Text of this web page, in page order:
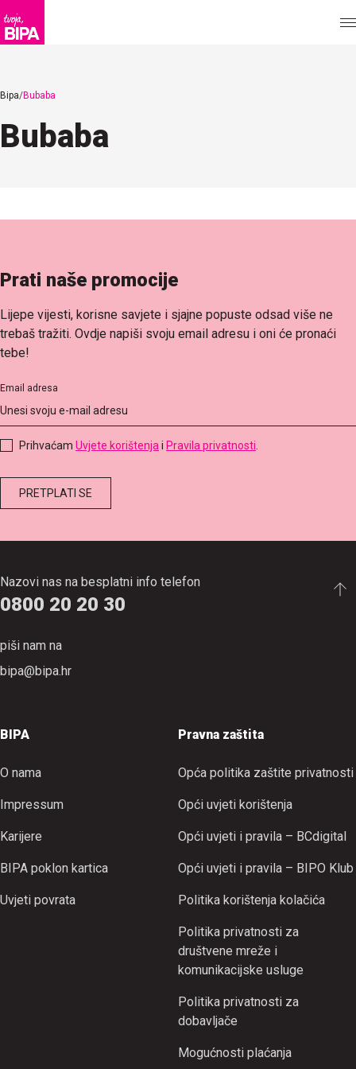
Bipa Bubaba
Bubaba
Nazovi nas na besplatni info telefon
0800 20 20 30
piši nam na
bipa@bipa.hr
BIPA
O nama
Impressum
Karijere
BIPA poklon kartica
Uvjeti povrata
Pravna zaštita
Opća politika zaštite privatnosti
Opći uvjeti korištenja
Opći uvjeti i pravila – BCdigital
Opći uvjeti i pravila – BIPO Klub
Politika korištenja kolačića
Politika privatnosti za
društvene mreže i
komunikacijske usluge
Politika privatnosti za
dobavljače
Mogućnosti plaćanja
Prati naše promocije
Lijepe vijesti, korisne savjete i sjajne popuste odsad više ne
trebaš tražiti. Ovdje napiši svoju email adresu i oni će pronaći
tebe!
Email adresa
Prihvaćam Uvjete korištenja i Pravila privatnosti